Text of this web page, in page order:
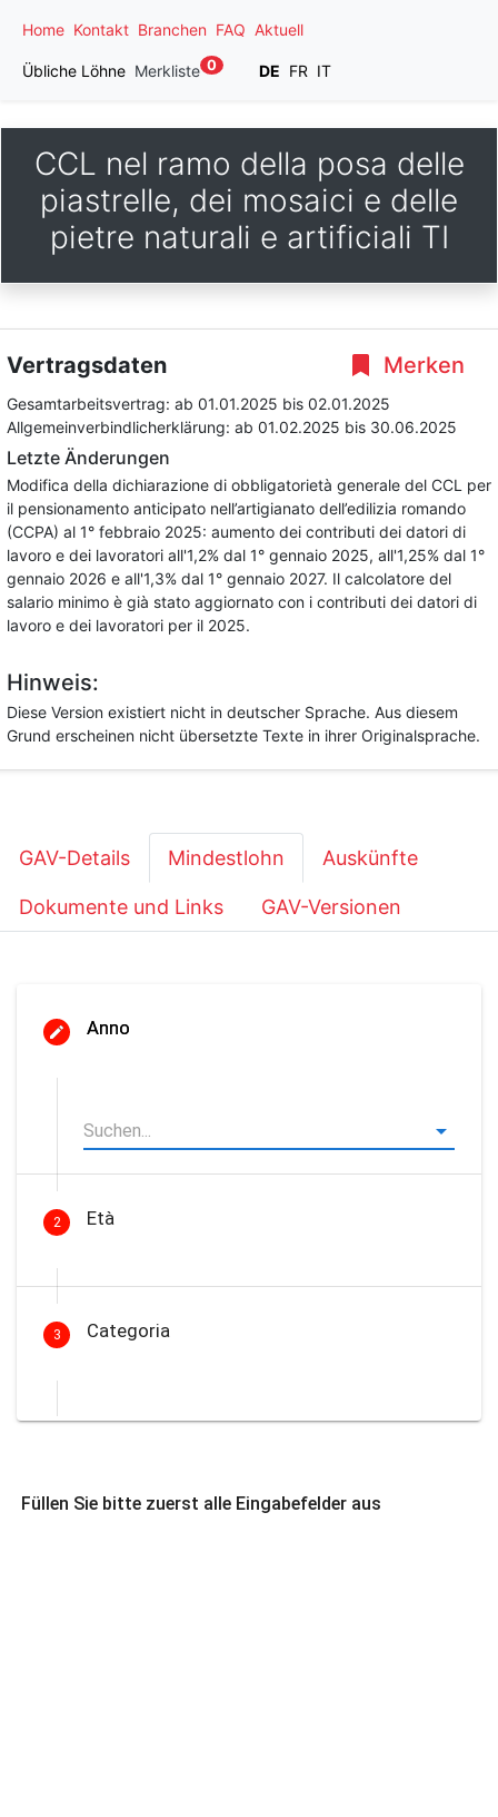
Home Kontakt Branchen FAQ Aktuell
Übliche Löhne Merkliste 0 DE FR IT
CCL nel ramo della posa delle
piastrelle, dei mosaici e delle
pietre naturali e artificiali TI
Merken
Vertragsdaten
Gesamtarbeitsvertrag: ab 01.01.2025 bis 02.01.2025
Allgemeinverbindlicherklärung: ab 01.02.2025 bis 30.06.2025
Letzte Änderungen
Modifica della dichiarazione di obbligatorietà generale del CCL per
il pensionamento anticipato nell’artigianato dell’edilizia romando
(CCPA) al 1° febbraio 2025: aumento dei contributi dei datori di
lavoro e dei lavoratori all'1,2% dal 1° gennaio 2025, all'1,25% dal 1°
gennaio 2026 e all'1,3% dal 1° gennaio 2027. Il calcolatore del
salario minimo è già stato aggiornato con i contributi dei datori di
lavoro e dei lavoratori per il 2025.
Hinweis:
Diese Version existiert nicht in deutscher Sprache. Aus diesem
Grund erscheinen nicht übersetzte Texte in ihrer Originalsprache.
GAV-Details Mindestlohn Auskünfte
Dokumente und Links GAV-Versionen
Anno
2 Età
3 Categoria
Füllen Sie bitte zuerst alle Eingabefelder aus